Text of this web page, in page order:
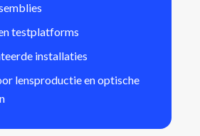
testplatforms
installaties
lensproductie en optische